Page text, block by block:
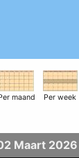
maand Per week
Maart